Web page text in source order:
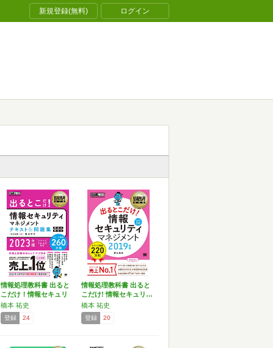
新規登録(無料) ログイン
情報処理教科書 出ると
こだけ！情報セキュリ
テ…
橋本 祐史
登録 24
情報処理教科書 出ると
こだけ! 情報セキュリ…
橋本 祐史
登録 20